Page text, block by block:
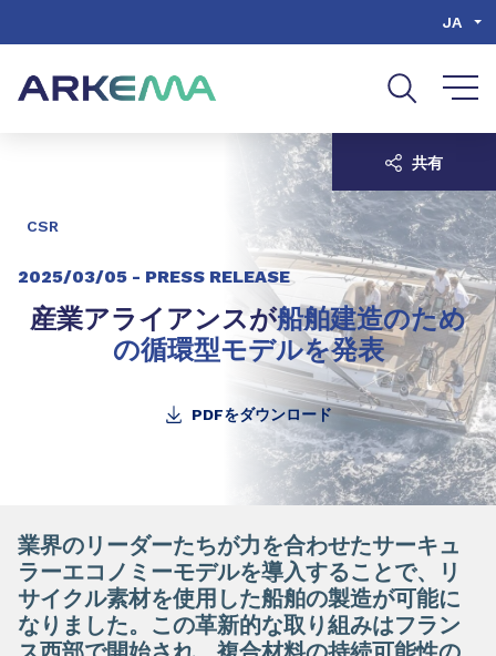
JA
CSR
2025/03/05 - PRESS RELEASE
産業アライアンスが船舶建造のため
の循環型モデルを発表
PDFをダウンロード
共有
業界のリーダーたちが力を合わせたサーキュ
ラーエコノミーモデルを導入することで、リ
サイクル素材を使用した船舶の製造が可能に
なりました。この革新的な取り組みはフラン